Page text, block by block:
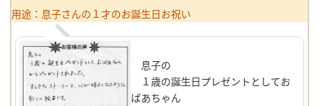
用途：息子さんの１才のお誕生日お祝い
息子の
１歳の誕生日プレゼントとしてお
ばあちゃん